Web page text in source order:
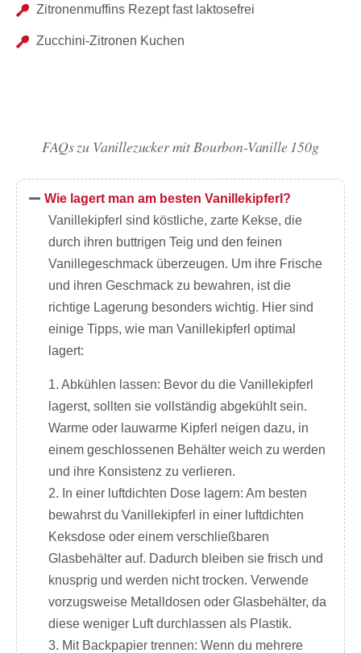
Zitronenmuffins Rezept fast laktosefrei
Zucchini-Zitronen Kuchen
FAQs zu Vanillezucker mit Bourbon-Vanille 150g
Wie lagert man am besten Vanillekipferl?
Vanillekipferl sind köstliche, zarte Kekse, die
durch ihren buttrigen Teig und den feinen
Vanillegeschmack überzeugen. Um ihre Frische
und ihren Geschmack zu bewahren, ist die
richtige Lagerung besonders wichtig. Hier sind
einige Tipps, wie man Vanillekipferl optimal
lagert:
1. Abkühlen lassen: Bevor du die Vanillekipferl
lagerst, sollten sie vollständig abgekühlt sein.
Warme oder lauwarme Kipferl neigen dazu, in
einem geschlossenen Behälter weich zu werden
und ihre Konsistenz zu verlieren.
2. In einer luftdichten Dose lagern: Am besten
bewahrst du Vanillekipferl in einer luftdichten
Keksdose oder einem verschließbaren
Glasbehälter auf. Dadurch bleiben sie frisch und
knusprig und werden nicht trocken. Verwende
vorzugsweise Metalldosen oder Glasbehälter, da
diese weniger Luft durchlassen als Plastik.
3. Mit Backpapier trennen: Wenn du mehrere